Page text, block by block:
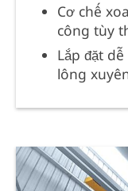
Cơ chế
công tùy
Lắp đặt
lông